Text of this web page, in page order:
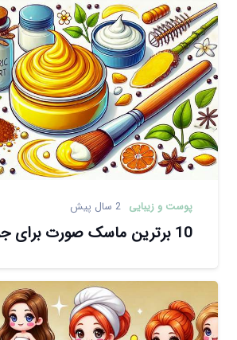
پوست و زیبایی 2 سال پیش
10 برترین ماسک صورت برای جوش